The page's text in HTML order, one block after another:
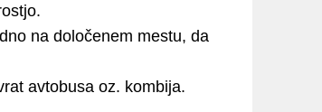
na določenem mestu, da
avtobusa oz. kombija.